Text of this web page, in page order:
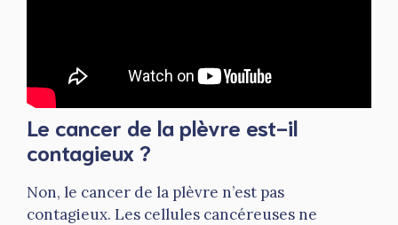
Le cancer de la plèvre est-il
contagieux ?
Non, le cancer de la plèvre n’est pas
contagieux. Les cellules cancéreuses ne